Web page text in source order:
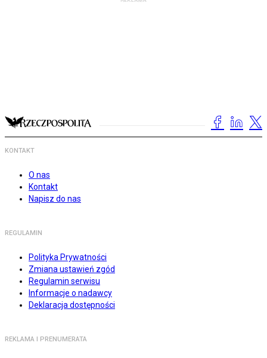
KONTAKT
O nas
Kontakt
Napisz do nas
REGULAMIN
Polityka Prywatności
Zmiana ustawień zgód
Regulamin serwisu
Informacje o nadawcy
Deklaracja dostępności
REKLAMA I PRENUMERATA